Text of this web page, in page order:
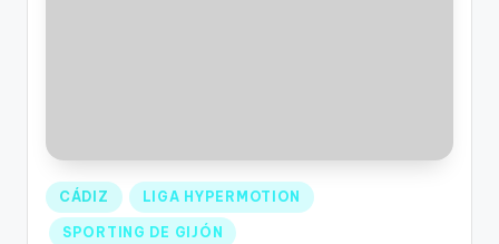
CÁDIZ LIGA HYPERMOTION
SPORTING DE GIJÓN